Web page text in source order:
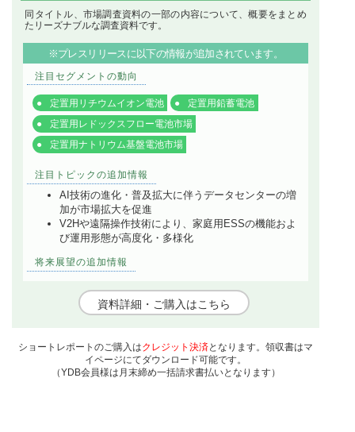
同タイトル、市場調査資料の一部の内容について、概要をまとめ
たリーズナブルな調査資料です。
※プレスリリースに以下の情報が追加されています。
注目セグメントの動向
定置用リチウムイオン電池
定置用鉛蓄電池
定置用レドックスフロー電池市場
定置用ナトリウム基盤電池市場
注目トピックの追加情報
AI技術の進化・普及拡大に伴うデータセンターの増
加が市場拡大を促進
V2Hや遠隔操作技術により、家庭用ESSの機能およ
び運用形態が高度化・多様化
将来展望の追加情報
資料詳細・ご購入はこちら
ショートレポートのご購入はクレジット決済となります。領収書はマ
イページにてダウンロード可能です。
（YDB会員様は月末締め一括請求書払いとなります）